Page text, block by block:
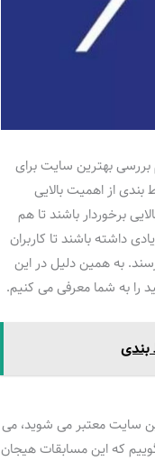
بهترین سایت برای
شرط بندی از اهمیت بالایی
برخوردار باشند تا هم
داشته باشند تا کاربران
به همین دلیل در این
را به شما معرفی می کنیم.
بندی
سایت معتبر می شوید، می
که این مسابقات هیجان